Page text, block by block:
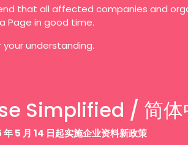
that all affected companies and
Page in good time.
your understanding.
Simplified / 简体
5 月 14 日起实施企业资料新政策